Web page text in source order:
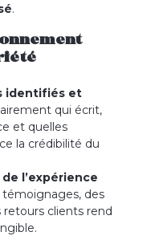
.
identifiés et
qui écrit,
et quelles
la crédibilité du
l’expérience
des
clients rend